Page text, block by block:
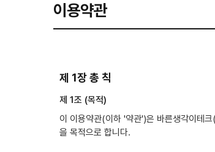
이용약관
제 1장 총 칙
제 1조 (목적)
이 이용약관(이하 '약관')은 바른생각이테
을 목적으로 합니다.